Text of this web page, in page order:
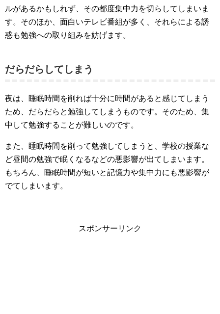
ルがあるかもしれず、その都度集中力を切らしてしまいま
す。そのほか、面白いテレビ番組が多く、それらによる誘
惑も勉強への取り組みを妨げます。
だらだらしてしまう
夜は、睡眠時間を削れば十分に時間があると感じてしまう
ため、だらだらと勉強してしまうものです。そのため、集
中して勉強することが難しいのです。
また、睡眠時間を削って勉強してしまうと、学校の授業な
ど昼間の勉強で眠くなるなどの悪影響が出てしまいます。
もちろん、睡眠時間が短いと記憶力や集中力にも悪影響が
でてしまいます。
スポンサーリンク